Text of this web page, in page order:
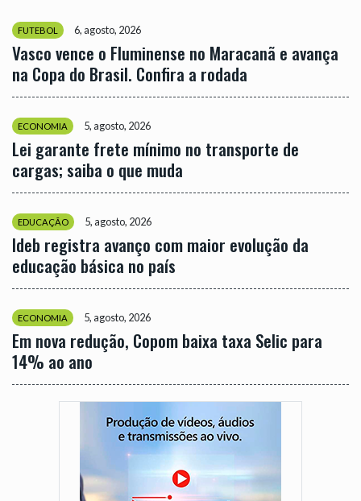
FUTEBOL 6, agosto, 2026
Vasco vence o Fluminense no Maracanã e avança
na Copa do Brasil. Confira a rodada
ECONOMIA 5, agosto, 2026
Lei garante frete mínimo no transporte de
cargas; saiba o que muda
EDUCAÇÃO 5, agosto, 2026
Ideb registra avanço com maior evolução da
educação básica no país
ECONOMIA 5, agosto, 2026
Em nova redução, Copom baixa taxa Selic para
14% ao ano